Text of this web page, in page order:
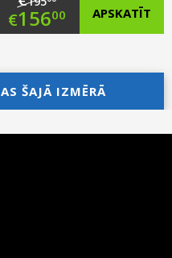
Original
was:
€195.00.
€15600
price
is:
€156.00.
APSKATĪT
ŠAJĀ IZMĒRĀ